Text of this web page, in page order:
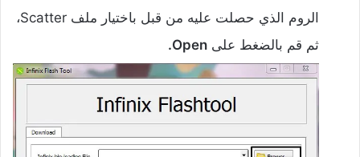
الروم الذي حصلت عليه من قبل باختيار ملف Scatter،
ثم قم بالضغط على Open.